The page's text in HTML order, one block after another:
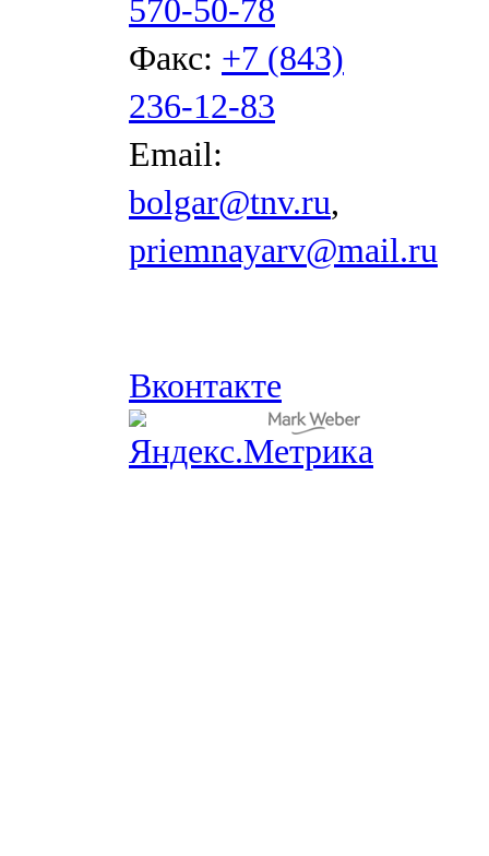
570-50-78
Факс: +7 (843)
236-12-83
Email:
bolgar@tnv.ru,
priemnayarv@mail.ru
Вконтакте